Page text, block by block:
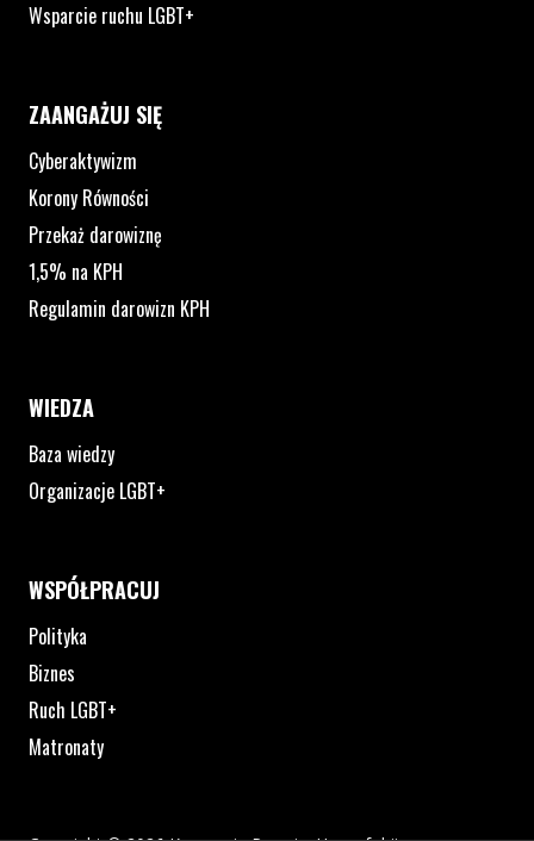
Wsparcie ruchu LGBT+
ZAANGAŻUJ SIĘ
Cyberaktywizm
Korony Równości
Przekaż darowiznę
1,5% na KPH
Regulamin darowizn KPH
WIEDZA
Baza wiedzy
Organizacje LGBT+
WSPÓŁPRACUJ
Polityka
Biznes
Ruch LGBT+
Matronaty